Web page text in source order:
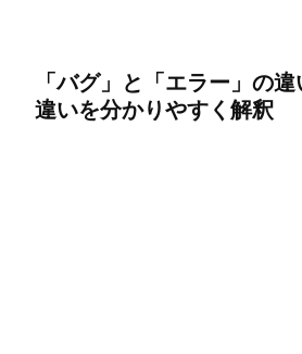
「バグ」と「エラー」の
違いを分かりやすく解釈